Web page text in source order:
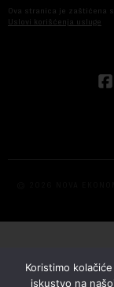
Ova stranica je zaštićena
Uslovi korišćenja usluge
Koristimo
iskustvo na